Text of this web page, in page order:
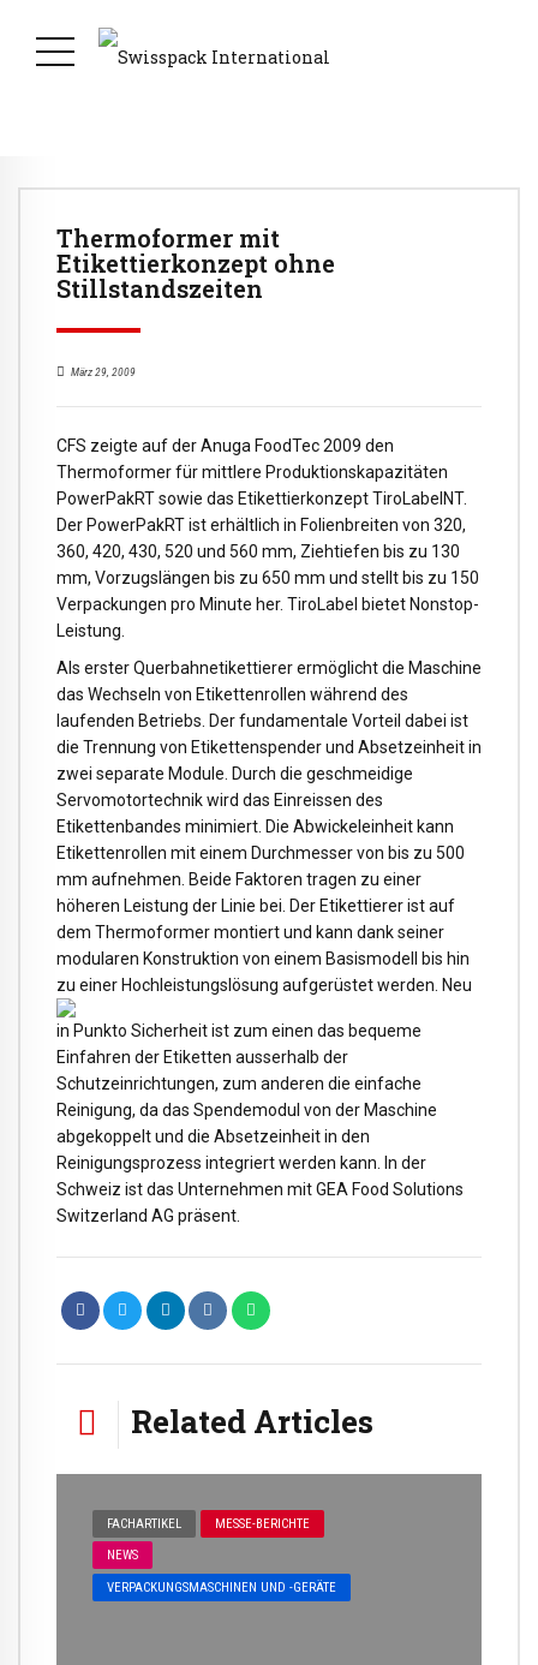
Thermoformer mit
Etikettierkonzept ohne
Stillstandszeiten
März 29, 2009
CFS zeigte auf der Anuga FoodTec 2009 den
Thermoformer für mittlere Produktionskapazitäten
PowerPakRT sowie das Etikettierkonzept TiroLabelNT.
Der PowerPakRT ist erhältlich in Folienbreiten von 320,
360, 420, 430, 520 und 560 mm, Ziehtiefen bis zu 130
mm, Vorzugslängen bis zu 650 mm und stellt bis zu 150
Verpackungen pro Minute her. TiroLabel bietet Nonstop-
Leistung.
Als erster Querbahnetikettierer ermöglicht die Maschine
das Wechseln von Etikettenrollen während des
laufenden Betriebs. Der fundamentale Vorteil dabei ist
die Trennung von Etikettenspender und Absetzeinheit in
zwei separate Module. Durch die geschmeidige
Servomotortechnik wird das Einreissen des
Etikettenbandes minimiert. Die Abwickeleinheit kann
Etikettenrollen mit einem Durchmesser von bis zu 500
mm aufnehmen. Beide Faktoren tragen zu einer
höheren Leistung der Linie bei. Der Etikettierer ist auf
dem Thermoformer montiert und kann dank seiner
modularen Konstruktion von einem Basismodell bis hin
zu einerHochleistungslösung aufgerüstet werden. Neu
in Punkto Sicherheit ist zum einen das bequeme
Einfahren der Etiketten ausserhalb der
Schutzeinrichtungen, zum anderen die einfache
Reinigung, da das Spendemodul von der Maschine
abgekoppelt und die Absetzeinheit in den
Reinigungsprozess integriert werden kann. In der
Schweiz ist das Unternehmen mit GEA Food Solutions
Switzerland AG präsent.
Related Articles
FACHARTIKEL MESSE-BERICHTE
NEWS
VERPACKUNGSMASCHINEN UND -GERÄTE